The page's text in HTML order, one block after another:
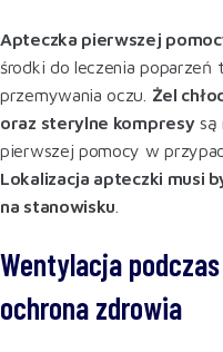
Apteczka pierwszej
środki do leczenia poparzeń
przemywania oczu. Żel
oraz sterylne kompresysą
pierwszej pomocy w
Lokalizacja apteczki musi
na stanowisku
Wentylacja
ochrona zdrowia